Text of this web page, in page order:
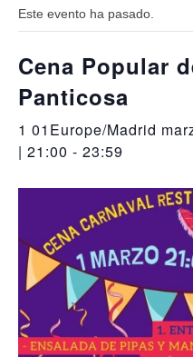
Este evento ha pasado.
Cena Popular
Panticosa
1 01Europe/Madrid
| 21:00 - 23:59